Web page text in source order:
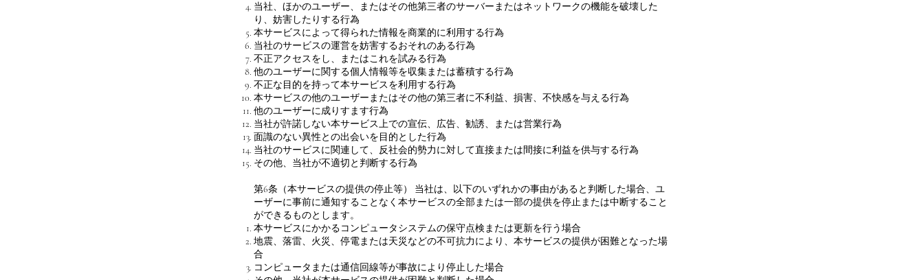
当社、ほかのユーザー、またはその他第三者のサーバーまたはネットワークの機能を破壊した
り、妨害したりする行為
本サービスによって得られた情報を商業的に利用する行為
当社のサービスの運営を妨害するおそれのある行為
不正アクセスをし、またはこれを試みる行為
他のユーザーに関する個人情報等を収集または蓄積する行為
不正な目的を持って本サービスを利用する行為
本サービスの他のユーザーまたはその他の第三者に不利益、損害、不快感を与える行為
他のユーザーに成りすます行為
当社が許諾しない本サービス上での宣伝、広告、勧誘、または営業行為
面識のない異性との出会いを目的とした行為
当社のサービスに関連して、反社会的勢力に対して直接または間接に利益を供与する行為
その他、当社が不適切と判断する行為
第6条（本サービスの提供の停止等） 当社は、以下のいずれかの事由があると判断した場合、ユ
ーザーに事前に通知することなく本サービスの全部または一部の提供を停止または中断すること
ができるものとします。
本サービスにかかるコンピュータシステムの保守点検または更新を行う場合
地震、落雷、火災、停電または天災などの不可抗力により、本サービスの提供が困難となった場
合
コンピュータまたは通信回線等が事故により停止した場合